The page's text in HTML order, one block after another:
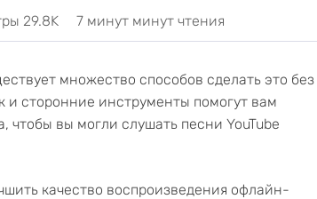
29.8K 7 минут минут чтения
множество способов сделать это без
и сторонние инструменты помогут вам
чтобы вы могли слушать песни YouTube
качество воспроизведения офлайн-